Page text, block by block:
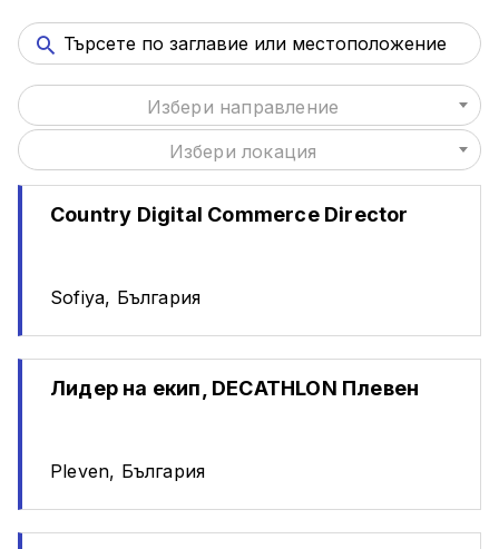
Избери направление
Избери локация
Country Digital Commerce Director
Sofiya, България
Лидер на екип, DECATHLON Плевен
Pleven, България